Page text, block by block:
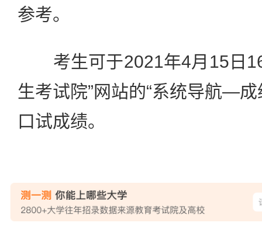
参考。
考生可于2021年4月15日
生考试院”网站的“系统导航—
口试成绩。